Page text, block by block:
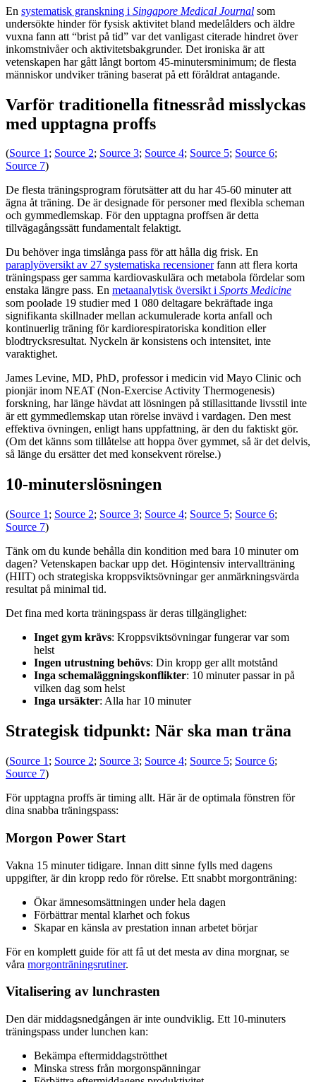
En systematisk granskning i Singapore Medical Journal som
undersökte hinder för fysisk aktivitet bland medelålders och äldre
vuxna fann att “brist på tid” var det vanligast citerade hindret över
inkomstnivåer och aktivitetsbakgrunder. Det ironiska är att
vetenskapen har gått långt bortom 45-minutersminimum; de flesta
människor undviker träning baserat på ett föråldrat antagande.
Varför traditionella fitnessråd misslyckas
med upptagna proffs
(Source 1; Source 2; Source 3; Source 4; Source 5; Source 6;
Source 7)
De flesta träningsprogram förutsätter att du har 45-60 minuter att
ägna åt träning. De är designade för personer med flexibla scheman
och gymmedlemskap. För den upptagna proffsen är detta
tillvägagångssätt fundamentalt felaktigt.
Du behöver inga timslånga pass för att hålla dig frisk. En
paraplyöversikt av 27 systematiska recensionerfann att flera korta
träningspass ger samma kardiovaskulära och metabola fördelar som
enstaka längre pass. En metaanalytisk översikt i Sports Medicine
som poolade 19 studier med 1 080 deltagare bekräftade inga
signifikanta skillnader mellan ackumulerade korta anfall och
kontinuerlig träning för kardiorespiratoriska kondition eller
blodtrycksresultat. Nyckeln är konsistens och intensitet, inte
varaktighet.
James Levine, MD, PhD, professor i medicin vid Mayo Clinic och
pionjär inom NEAT (Non-Exercise Activity Thermogenesis)
forskning, har länge hävdat att lösningen på stillasittande livsstil inte
är ett gymmedlemskap utan rörelse invävd i vardagen. Den mest
effektiva övningen, enligt hans uppfattning, är den du faktiskt gör.
(Om det känns som tillåtelse att hoppa över gymmet, så är det delvis,
så länge du ersätter det med konsekvent rörelse.)
10-minuterslösningen
(Source 1 ; Source 2; Source 3; Source 4; Source 5; Source 6;
Source 7)
Tänk om du kunde behålla din kondition med bara 10 minuter om
dagen? Vetenskapen backar upp det. Högintensiv intervallträning
(HIIT) och strategiska kroppsviktsövningar ger anmärkningsvärda
resultat på minimal tid.
Det fina med korta träningspass är deras tillgänglighet:
Inget gym krävs: Kroppsviktsövningar fungerar var som
helst
Ingen utrustning behövs: Din kropp ger allt motstånd
Inga schemaläggningskonflikter: 10 minuter passar in på
vilken dag som helst
Inga ursäkter: Alla har 10 minuter
Strategisk tidpunkt: När ska man träna
(Source 1 ; Source 2; Source 3; Source 4; Source 5; Source 6;
Source 7)
För upptagna proffs är timing allt. Här är de optimala fönstren för
dina snabba träningspass:
Morgon Power Start
Vakna 15 minuter tidigare. Innan ditt sinne fylls med dagens
uppgifter, är din kropp redo för rörelse. Ett snabbt morgonträning:
Ökar ämnesomsättningen under hela dagen
Förbättrar mental klarhet och fokus
Skapar en känsla av prestation innan arbetet börjar
För en komplett guide för att få ut det mesta av dina morgnar, se
våra morgonträningsrutiner.
Vitalisering av lunchrasten
Den där middagsnedgången är inte oundviklig. Ett 10-minuters
träningspass under lunchen kan:
Bekämpa eftermiddagströtthet
Minska stress från morgonspänningar